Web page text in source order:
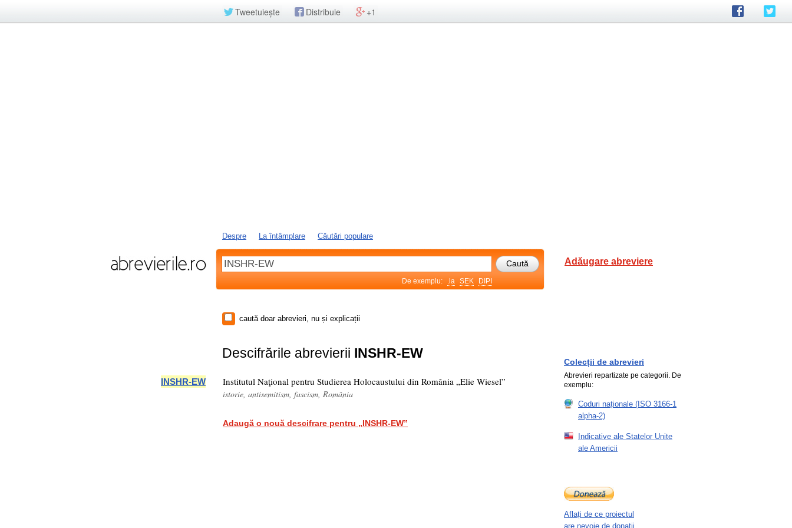
Tweetuiește Distribuie +1
Despre La întâmplare Căutări populare
De exemplu: .la SEK DIPI
Adăugare abreviere
caută doar abrevieri, nu și explicații
Descifrările abrevierii INSHR-EW
INSHR-EW Institutul Naţional pentru Studierea Holocaustului din România „Elie Wiesel”
istorie, antisemitism, fascism, România
Adaugă o nouă descifrare pentru „INSHR-EW”
Colecții de abrevieri
Abrevieri repartizate pe categorii. De
exemplu:
Coduri naționale (ISO 3166-1
alpha-2)
Indicative ale Statelor Unite
ale Americii
Aflați de ce proiectul
are nevoie de donații